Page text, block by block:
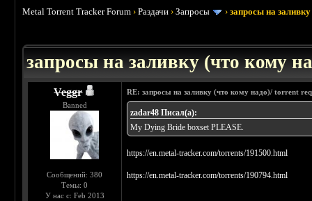
Metal Torrent Tracker Forum ›Раздачи ›Запросы ›запросы на
запросы на заливку (что кому
Veggr
Banned
Сообщений: 380
Темы: 0
У нас с: Feb 2013
RE: запросы на заливку (что кому надо)/ torrent
zadar48 Писал(а):
My Dying Bride boxset PLEASE.
https://en.metal-tracker.com/torrents/191500.html
https://en.metal-tracker.com/torrents/190794.html